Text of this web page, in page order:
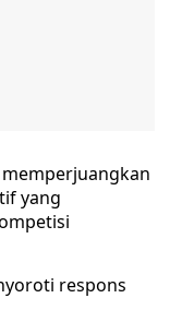
yang
respons